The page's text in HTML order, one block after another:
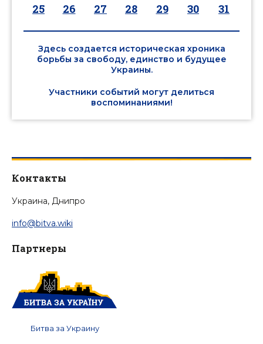
25
26 27 28 29 30 31
Здесь создается историческая хроника
борьбы за свободу, единство и будущее
Украины.
Участники событий могут делиться
воспоминаниями!
Контакты
Украина, Днипро
info@bitva.wiki
Партнеры
Битва за Украину